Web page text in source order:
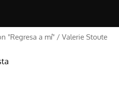
"Regresa a mí" / Valerie Stoute